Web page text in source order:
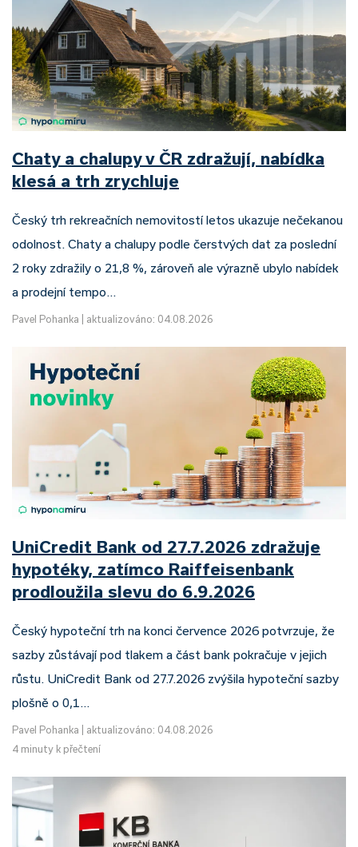
Chaty a chalupy v ČR zdražují, nabídka
klesá a trh zrychluje
Český trh rekreačních nemovitostí letos ukazuje nečekanou
odolnost. Chaty a chalupy podle čerstvých dat za poslední
2 roky zdražily o 21,8 %, zároveň ale výrazně ubylo nabídek
a prodejní tempo…
Pavel Pohanka aktualizováno: 04.08.2026
UniCredit Bank od 27.7.2026 zdražuje
hypotéky, zatímco Raiffeisenbank
prodloužila slevu do 6.9.2026
Český hypoteční trh na konci července 2026 potvrzuje, že
sazby zůstávají pod tlakem a část bank pokračuje v jejich
růstu. UniCredit Bank od 27.7.2026 zvýšila hypoteční sazby
plošně o 0,1…
Pavel Pohanka
aktualizováno: 04.08.2026
4 minuty k přečtení